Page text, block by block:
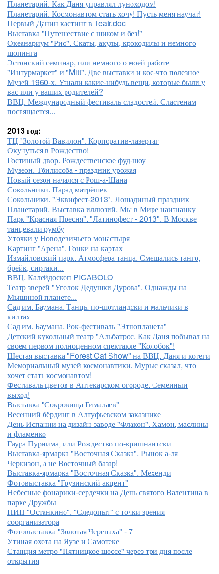
Планетарий. Как Даня управлял луноходом!
Планетарий. Космонавтом стать хочу! Пусть меня научат!
Первый Данин кастинг в Teatr.doc
Выставка "Путешествие с шиком и без!"
Океанариум "Рио". Скаты, акулы, крокодилы и немного
шопинга
Эстонский семинар, или немного о моей работе
"Интурмаркет" и "Mitt". Две выставки и кое-что полезное
Музей 1960-х. Узнали какие-нибудь вещи, которые были у
вас или у ваших родителей?
ВВЦ. Международный фестиваль сладостей. Сластенам
посвящается...
2013 год:
ТЦ "Золотой Вавилон". Корпоратив-лазертаг
Окунуться в Рождество!
Гостиный двор. Рождественское фуд-шоу
Музеон. Тбилисоба - праздник урожая
Новый сезон начался с Рош-а-Шана
Сокольники. Парад матрёшек
Сокольники. "Эквифест-2013". Лошадиный праздник
Планетарий. Выставка иллюзий. Мы в Мире наизнанку
Парк "Красная Пресня". "Латинофест - 2013". В Москве
танцевали румбу
Уточки у Новодевичьего монастыря
Картинг "Арена". Гонки на картах
Измайловский парк. Атмосфера танца. Смешались танго,
брейк, сиртаки...
ВВЦ. Калейдоскоп PICABOLO
Театр зверей "Уголок Дедушки Дурова". Однажды на
Мышиной планете...
Сад им. Баумана. Танцы по-шотландски и мальчики в
килтах
Сад им. Баумана. Рок-фестиваль "Этнопланета"
Детский кукольный театр "Альбатрос. Как Даня побывал на
своем первом полноценном спектакле "Колобок"!
Шестая выставка "Forest Cat Show" на ВВЦ. Даня и котеги
Мемориальный музей космонавтики. Мурыс сказал, что
хочет стать космонавтом!
Фестиваль цветов в Аптекарском огороде. Семейный
выход!
Выставка "Сокровища Гималаев"
Весенний бёрдинг в Алтуфьевском заказнике
День Испании на дизайн-заводе "Флакон". Хамон, маслины
и фламенко
Гаура Пурнима, или Рождество по-кришнаитски
Выставка-ярмарка "Восточная Сказка". Рынок а-ля
Черкизон, а не Восточный базар!
Выставка-ярмарка "Восточная Сказка". Мехенди
Фотовыставка "Грузинский акцент"
Небесные фонарики-сердечки на День святого Валентина в
парке Дружбы
ПИП "Останкино". "Следопыт" с точки зрения
соорганизатора
Фотовыставка "Золотая Черепаха" - 7
Утиная охота на Яузе и Самотеке
Станция метро "Пятницкое шоссе" через три дня после
открытия